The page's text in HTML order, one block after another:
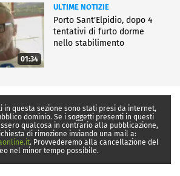
01:34
ULTIME NOTIZIE
Porto Sant'Elpidio, dopo 4
tentativi di furto dorme
nello stabilimento
in questa sezione sono stati presi da internet,
dominio. Se i soggetti presenti in questi
qualcosa in contrario alla pubblicazione,
di rimozione inviando una mail a:
. Provvederemo alla cancellazione del
nel minor tempo possibile.